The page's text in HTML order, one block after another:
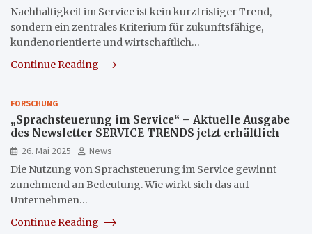
Nachhaltigkeit im Service ist kein kurzfristiger Trend,
sondern ein zentrales Kriterium für zukunftsfähige,
kundenorientierte und wirtschaftlich…
Continue Reading
FORSCHUNG
„Sprachsteuerung im Service“ – Aktuelle Ausgabe
des Newsletter SERVICE TRENDS jetzt erhältlich
26. Mai 2025
News
Die Nutzung von Sprachsteuerung im Service gewinnt
zunehmend an Bedeutung. Wie wirkt sich das auf
Unternehmen…
Continue Reading